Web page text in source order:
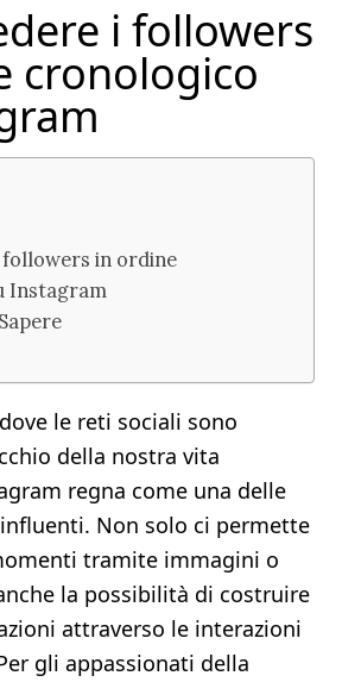
i followers
cronologico
followers in ordine
Instagram
le reti sociali sono
della nostra vita
regna come una delle
Non solo ci permette
tramite immagini o
la possibilità di costruire
attraverso le interazioni
gli appassionati della